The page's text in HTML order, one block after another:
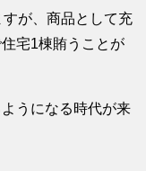
が、商品として充
宅1棟賄うことが
うになる時代が来